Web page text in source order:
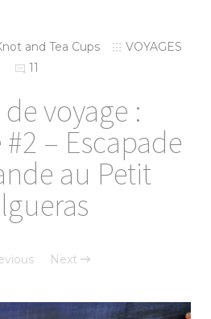
and Tea Cups
VOYAGES
11
voyage :
– Escapade
au Petit
Next